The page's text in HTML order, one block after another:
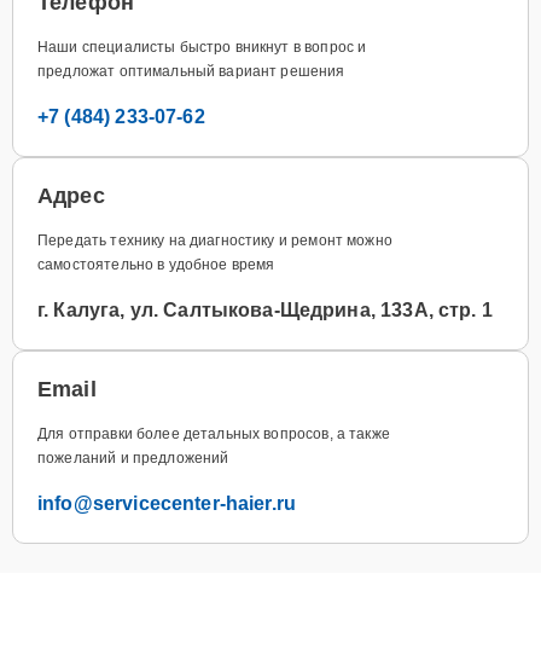
Наши специалисты быстро вникнут в вопрос и
предложат оптимальный вариант решения
+7 (484) 233-07-62
Адрес
Передать технику на диагностику и ремонт можно
самостоятельно в удобное время
г. Калуга, ул. Салтыкова-Щедрина, 133А, стр. 1
Email
Для отправки более детальных вопросов, а также
пожеланий и предложений
info@servicecenter-haier.ru